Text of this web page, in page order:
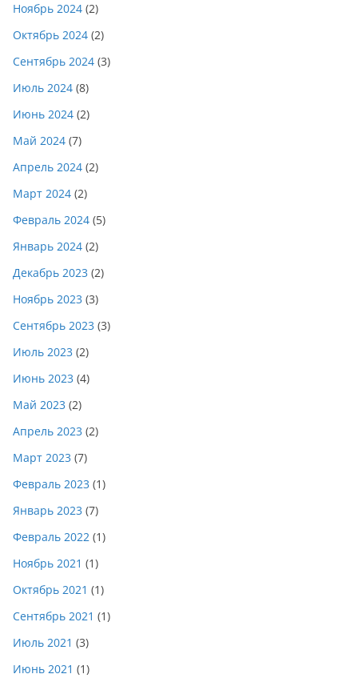
Ноябрь 2024 (2)
Октябрь 2024 (2)
Сентябрь 2024 (3)
Июль 2024 (8)
Июнь 2024 (2)
Май 2024 (7)
Апрель 2024 (2)
Март 2024 (2)
Февраль 2024 (5)
Январь 2024 (2)
Декабрь 2023 (2)
Ноябрь 2023 (3)
Сентябрь 2023 (3)
Июль 2023 (2)
Июнь 2023 (4)
Май 2023 (2)
Апрель 2023 (2)
Март 2023 (7)
Февраль 2023 (1)
Январь 2023 (7)
Февраль 2022 (1)
Ноябрь 2021 (1)
Октябрь 2021 (1)
Сентябрь 2021 (1)
Июль 2021 (3)
Июнь 2021 (1)